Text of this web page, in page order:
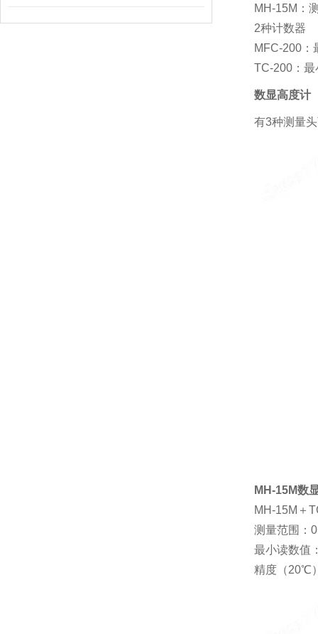
MH-15M：
2种计数器
MFC-200：
TC-200：
数显高度计
有3种测量
MH-15M数
MH-15M＋
测量范围：
最小读数值
精度（20℃